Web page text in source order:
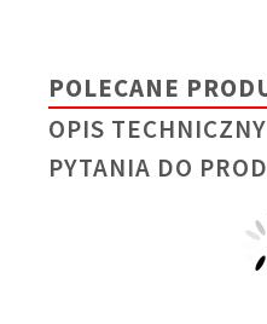
POLECANE
OPIS TECHNICZNY
PYTANIA DO